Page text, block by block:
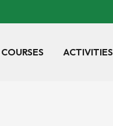
ACTIVITIES